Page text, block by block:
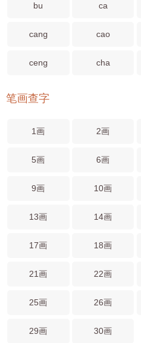
bu ca
cang cao
ceng cha
笔画查字
1画 2画
5画 6画
9画 10画
13画 14画
17画 18画
21画 22画
25画 26画
29画 30画